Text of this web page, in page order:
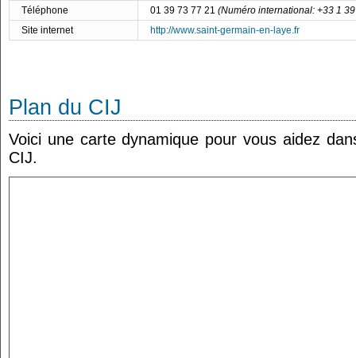
Téléphone
01 39 73 77 21 (Numéro international: +33 1
Site internet
http://www.saint-germain-en-laye.fr
Plan du CIJ
Voici une carte dynamique pour vous aidez
CIJ.